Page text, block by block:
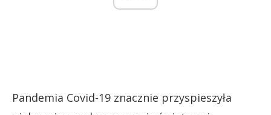
Pandemia Covid-19 znacznie przyspieszyła